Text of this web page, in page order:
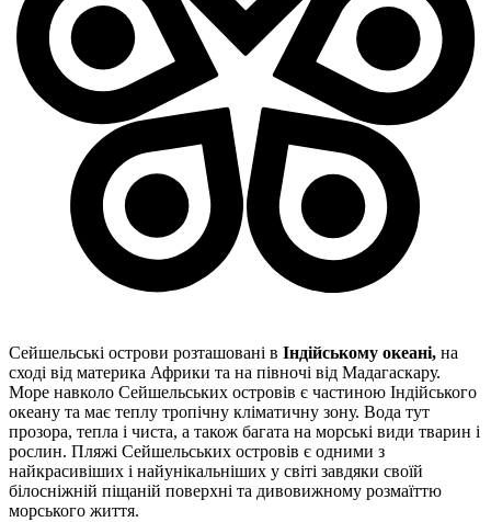
Сейшельські острови розташовані в Індійському океані, на
сході від материка Африки та на півночі від Мадагаскару.
Море навколо Сейшельських островів є частиною Індійського
океану та має теплу тропічну кліматичну зону. Вода тут
прозора, тепла і чиста, а також багата на морські види тварин і
рослин. Пляжі Сейшельських островів є одними з
найкрасивіших і найунікальніших у світі завдяки своїй
білосніжній піщаній поверхні та дивовижному розмаїттю
морського життя.